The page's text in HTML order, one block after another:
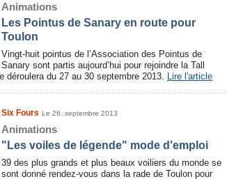
Animations
Les Pointus de Sanary en route pour
Toulon
Vingt-huit pointus de l’Association des Pointus de
Sanary sont partis aujourd’hui pour rejoindre la Tall
déroulera du 27 au 30 septembre 2013. Lire l'article
Six Fours Le 26. septembre 2013
Animations
"Les voiles de légende" mode d'emploi
39 des plus grands et plus beaux voiliers du monde se
sont donné rendez-vous dans la rade de Toulon pour